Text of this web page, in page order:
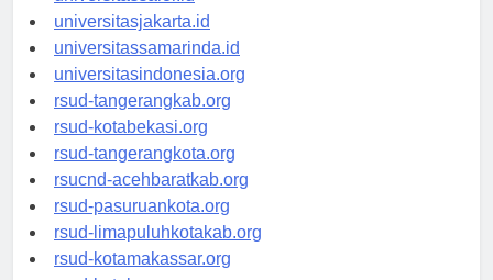
universitassalor.id
universitasjakarta.id
universitassamarinda.id
universitasindonesia.org
rsud-tangerangkab.org
rsud-kotabekasi.org
rsud-tangerangkota.org
rsucnd-acehbaratkab.org
rsud-pasuruankota.org
rsud-limapuluhkotakab.org